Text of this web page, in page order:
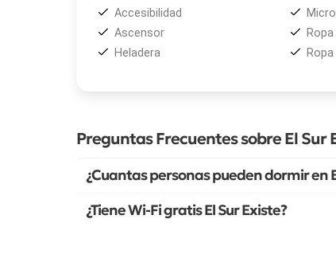
Accesibilidad
Ascensor
Heladera
Preguntas Frecuentes sobre El Sur
¿Cuantas personas pueden dormir en
¿Tiene Wi-Fi gratis El Sur Existe?